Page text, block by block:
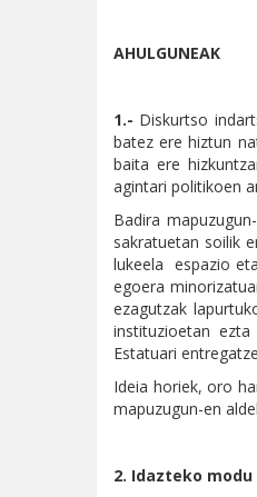
AHULGUNEAK
1.- Diskurtso
batez ere hiztun
baita ere
agintari politikoen
Badira
sakratuetan soilik
lukeela espazio
egoera
ezagutzak
instituzioetan ezta
Estatuari
Ideia horiek, oro
mapuzugun-en
2. Idazteko